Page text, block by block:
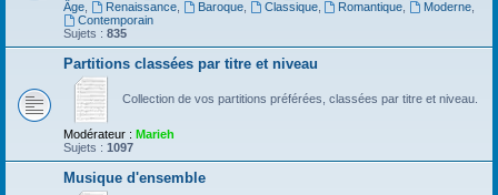
Âge
Renaissance, Baroque, Classique, Romantique Moderne
Contemporain
Sujets : 835
Partitions classées par titre et niveau
Collection de vos partitions préférées, classées par titre et niveau.
Modérateur : Marieh
Sujets : 1097
Musique d'ensemble